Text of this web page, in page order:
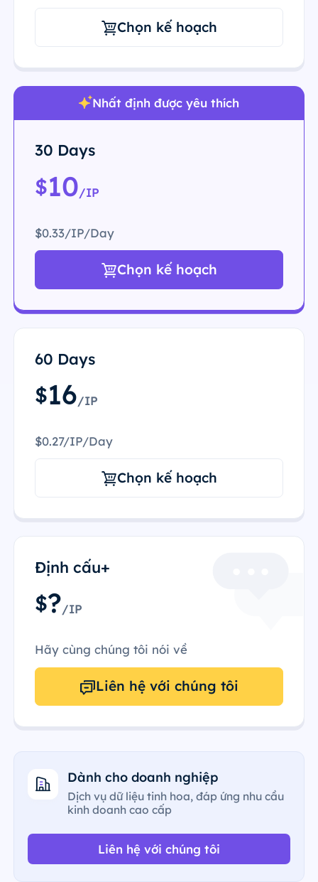
Chọn kế hoạch
Nhất định được yêu thích
30 Days
$10/IP
$0.33/IP/Day
Chọn kế hoạch
60 Days
$16/IP
$0.27/IP/Day
Chọn kế hoạch
Định cấu+
$?/IP
Hãy cùng chúng tôi nói về
Liên hệ với chúng tôi
Dành cho doanh nghiệp
Dịch vụ dữ liệu tinh hoa, đáp ứng nhu cầu
kinh doanh cao cấp
Liên hệ với chúng tôi